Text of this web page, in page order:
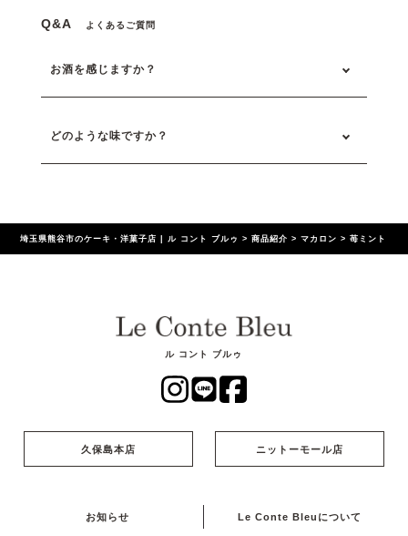
Q&A よくあるご質問
お酒を感じますか？
どのような味ですか？
埼玉県熊谷市のケーキ・洋菓子店 | ル コント ブルゥ >商品紹介 >マカロン >苺ミント
ル コント ブルゥ
久保島本店 ニットーモール店
お知らせ Le Conte Bleuについて